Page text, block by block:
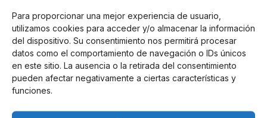
Para proporcionar una mejor experiencia de usuario,
utilizamos cookies para acceder y/o almacenar la información
del dispositivo. Su consentimiento nos permitirá procesar
datos como el comportamiento de navegación o IDs únicos
en este sitio. La ausencia o la retirada del consentimiento
pueden afectar negativamente a ciertas características y
funciones.